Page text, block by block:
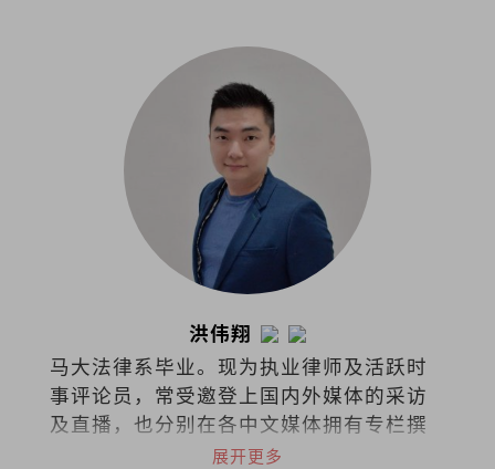
洪伟翔
马大法律系毕业。现为执业律师及活跃时
事评论员，常受邀登上国内外媒体的采访
及直播，也分别在各中文媒体拥有专栏撰
稿，针砭时事、分享看法。
展开更多